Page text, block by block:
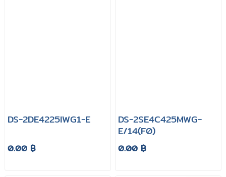
DS-2DE4225IWG1-E
0.00 ฿
DS-2SE4C425MWG-
E/14(F0)
0.00 ฿